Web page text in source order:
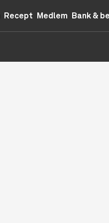
Recept Medlem Bank &